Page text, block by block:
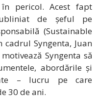
pericol. Acest fapt
de șeful pe
(Sustainable
cadrul Syngenta, Juan
Syngenta să
abordările și
– lucru pe care
30 de ani.